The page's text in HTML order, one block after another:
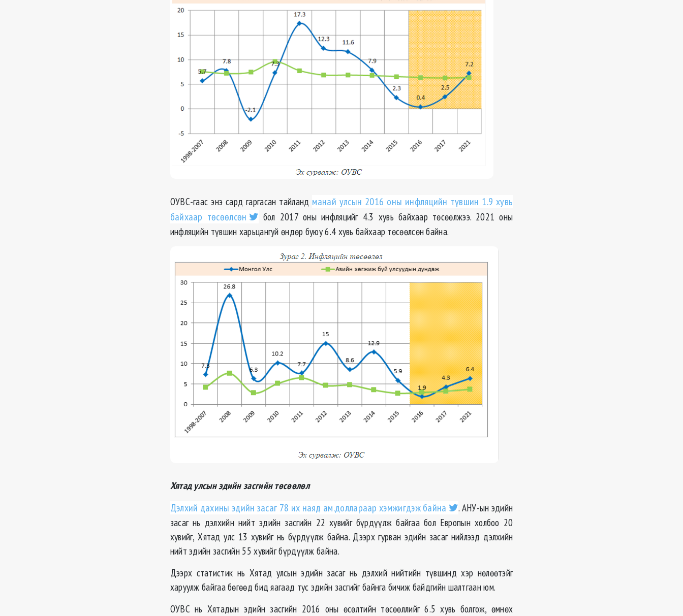
ОУВС-гаас энэ сард гаргасан тайланд манай улсын 2016 оны инфляцийн түвшин 1.9 хувь
байхаар төсөөлсөн
бол 2017 оныинфляцийг4.3 хувь байхаар төсөөлжээ. 2021 оны
инфляцийн түвшин харьцангуй өндөр буюу 6.4 хувь байхаар төсөөлсөн байна.
Хятад улсын эдийн засгийн төсөөлөл
Дэлхий дахины эдийн засаг 78 их наяд ам.доллараар хэмжигдэж байна . АНУ-ын эдийн
засаг нь дэлхийн нийт эдийн засгийн 22 хувийг бүрдүүлж байгаа бол Европын холбоо 20
хувийг, Хятад улс 13 хувийг нь бүрдүүлж байна. Дээрх гурван эдийн засаг нийлээд дэлхийн
нийт эдийн засгийн 55 хувийг бүрдүүлж байна.
Дээрх статистик нь Хятад улсын эдийн засаг нь дэлхий нийтийн түвшиндхэр нөлөөтэйг
харуулж байгаа бөгөөд бид яагаад тус эдийн засгийг байнга бичиж байдгийн шалтгаан юм.
ОУВС нь Хятадын эдийн засгийн 2016 оны өсөлтийн төсөөллийг 6.5 хувь болгож, өмнөх